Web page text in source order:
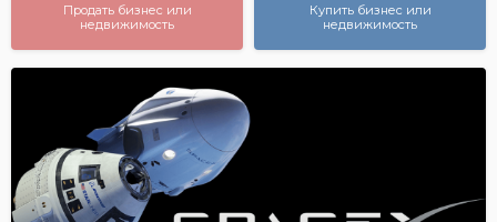
Продать бизнес или
недвижимость
Купить бизнес или
недвижимость